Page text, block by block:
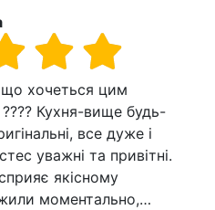
що хочеться цим
Кухня-вище будь-
все дуже і
уважні та привітні.
якісному
моментально,…